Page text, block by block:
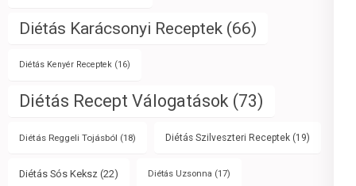
Diétás Karácsonyi Receptek (66)
Diétás Kenyér Receptek (16)
Diétás Recept Válogatások (73)
Diétás Reggeli Tojásból (18) Diétás Szilveszteri Receptek (19)
Diétás Sós Keksz (22) Diétás Uzsonna (17)